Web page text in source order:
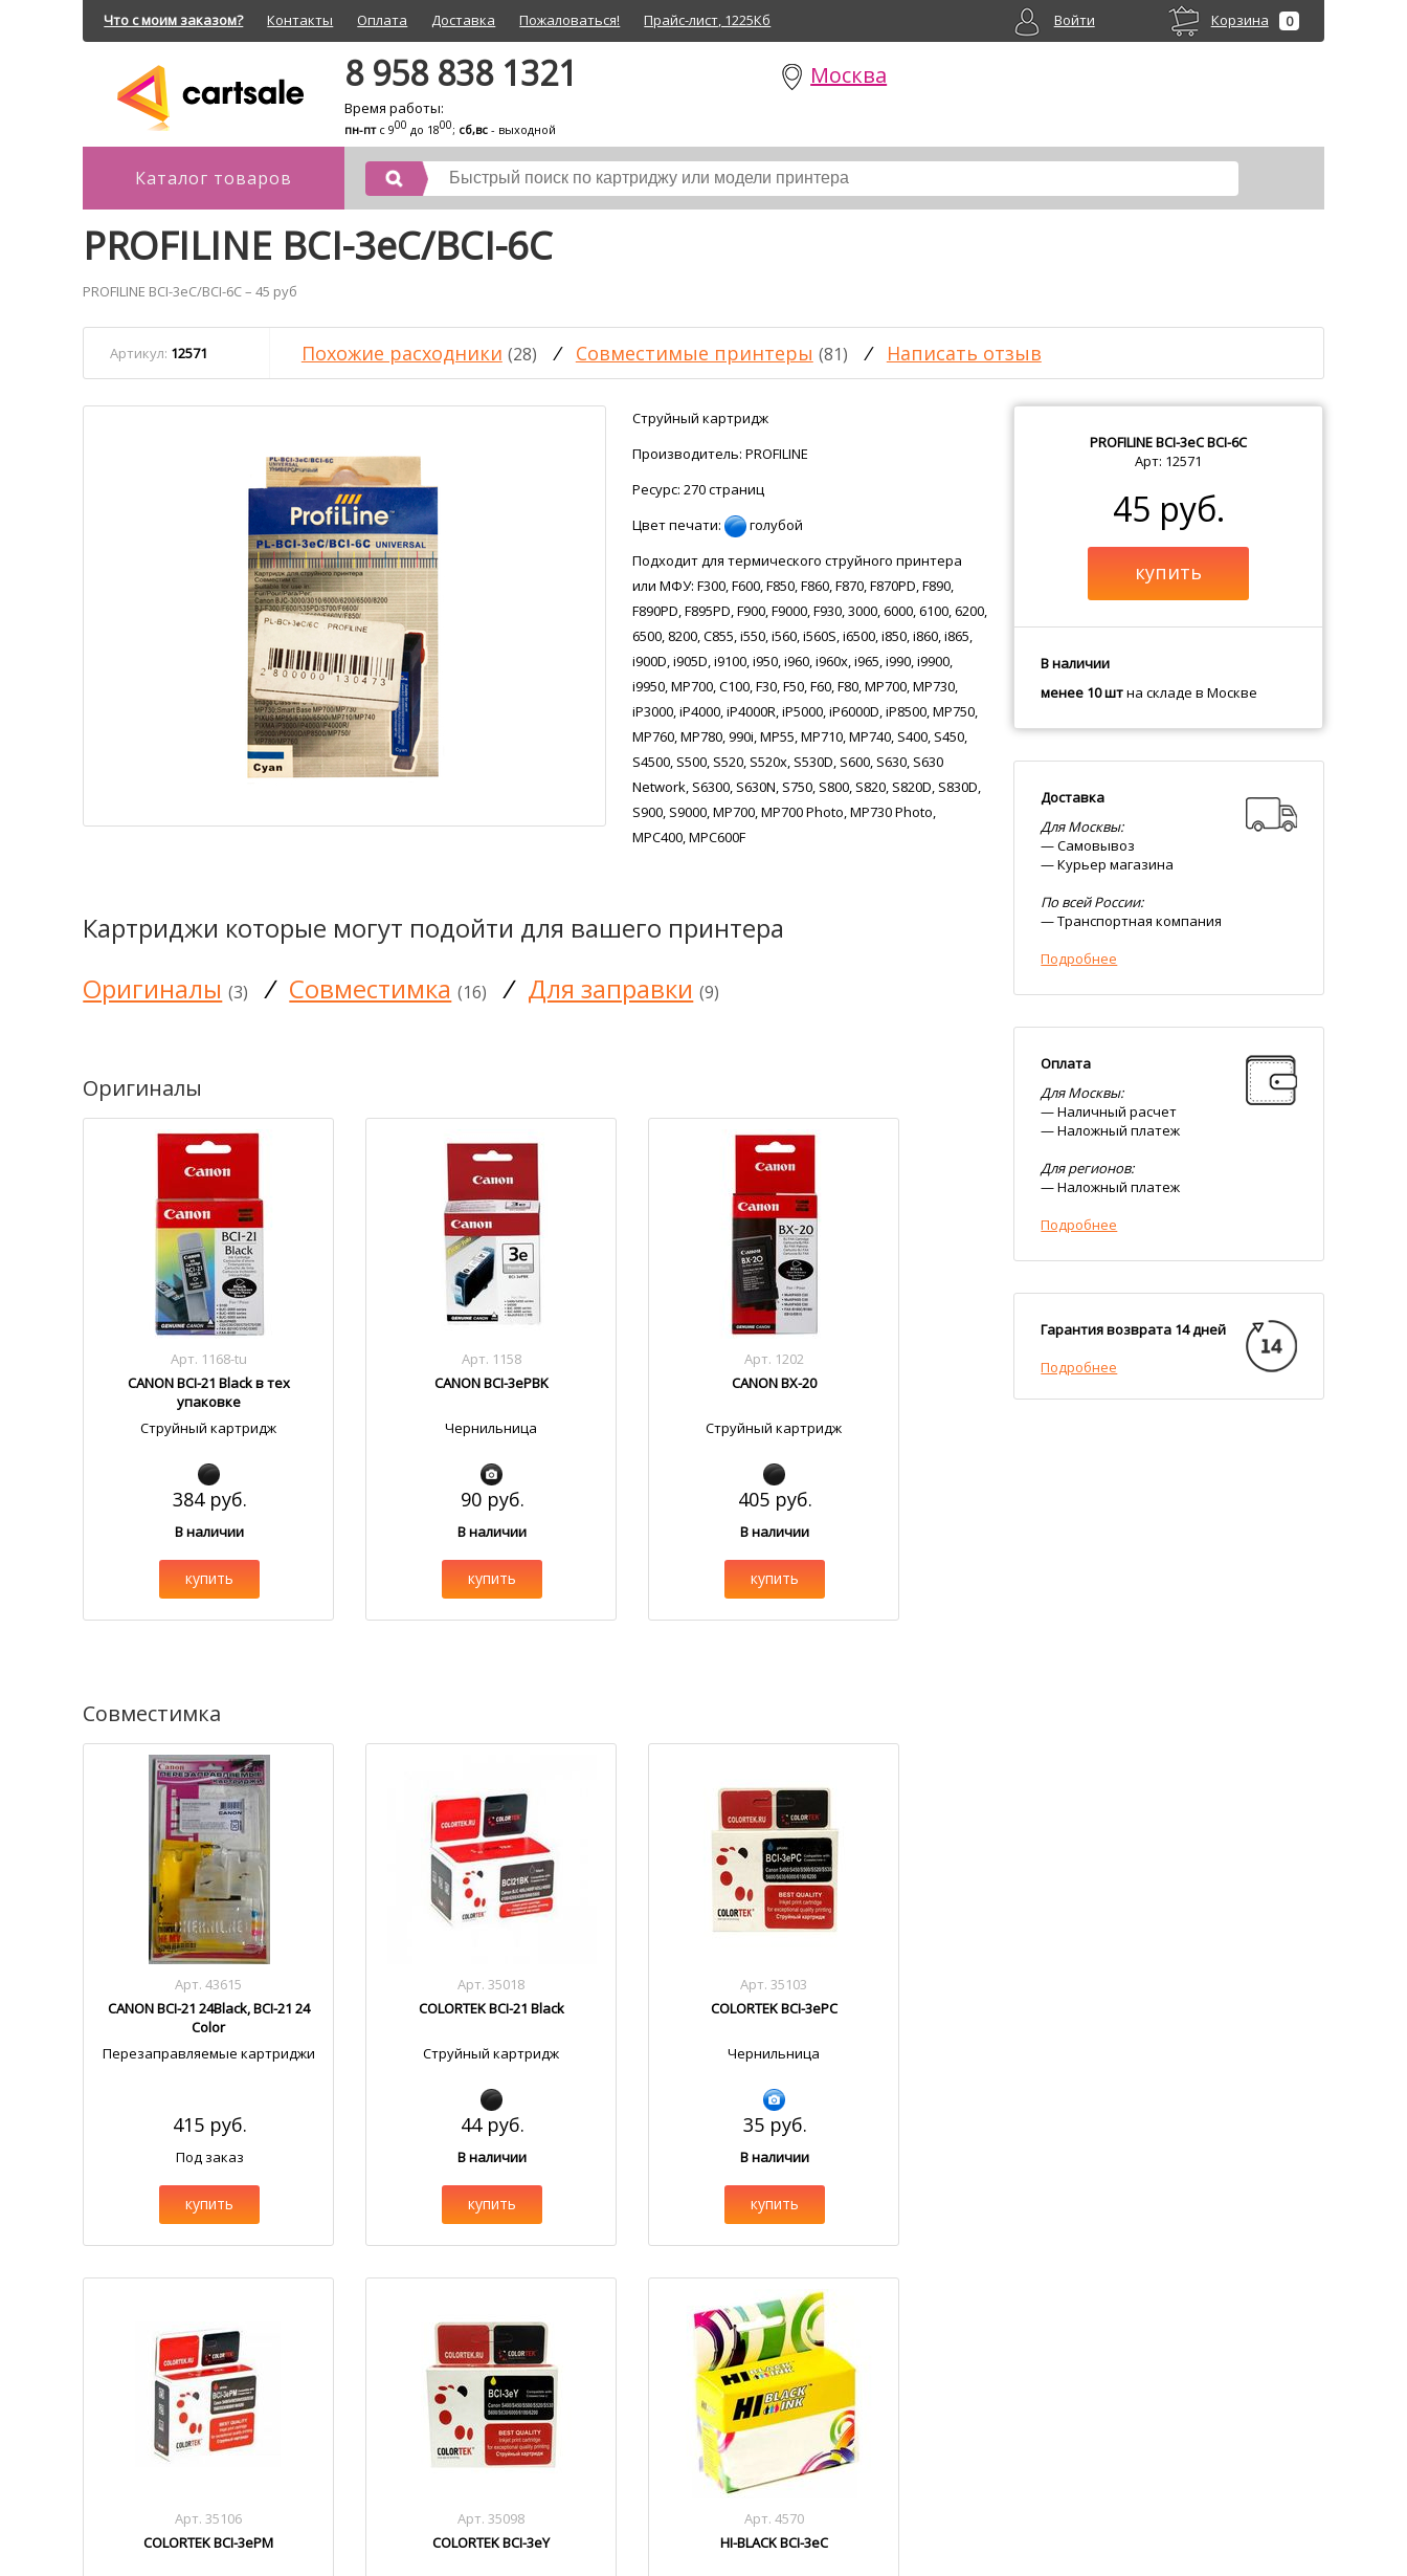
Что с моим заказом? Контакты Оплата Доставка Пожаловаться! Прайс-лист, 1225Кб Корзина 0
Войти
8 958 838 1321
Время работы:
пн-птс 900 до 1800; сб,вс - выходной
Москва
Каталог товаров
PROFILINE BCI-3eC/BCI-6C
PROFILINE BCI-3eC/BCI-6C – 45 руб
Артикул: 12571 Похожие расходники (28) / Совместимые принтеры (81) / Написать отзыв
Струйный картридж
Производитель:PROFILINE
Ресурс: 270 страниц
Цвет печати:
голубой
Подходит для термического струйного принтера
или МФУ: F300, F600, F850, F860, F870, F870PD, F890,
F890PD, F895PD, F900, F9000, F930, 3000, 6000, 6100, 6200,
6500, 8200, C855, i550, i560, i560S, i6500, i850, i860, i865,
i900D, i905D, i9100, i950, i960, i960x, i965, i990, i9900,
i9950, MP700, C100, F30, F50, F60, F80, MP700, MP730,
iP3000, iP4000, iP4000R, iP5000, iP6000D, iP8500, MP750,
MP760, MP780, 990i, MP55, MP710, MP740, S400, S450,
S4500, S500, S520, S520x, S530D, S600, S630, S630
Network, S6300, S630N, S750, S800, S820, S820D, S830D,
S900, S9000, MP700, MP700 Photo, MP730 Photo,
MPC400, MPC600F
Картриджи которые могут подойти для вашего принтера
Оригиналы (3) / Совместимка (16) / Для заправки (9)
Оригиналы
Арт. 1168-tu
CANON BCI-21 Black в тех
упаковке
Струйный картридж
384 руб.
В наличии
купить
Арт. 1158
CANON BCI-3ePBK
Чернильница
90 руб.
В наличии
купить
Арт. 1202
CANON BX-20
Струйный картридж
405 руб.
В наличии
купить
Совместимка
Арт. 43615
CANON BCI-21 24Black, BCI-21 24
Color
Перезаправляемые картриджи
415 руб.
Под заказ
купить
Арт. 35018
COLORTEK BCI-21 Black
Струйный картридж
44 руб.
В наличии
купить
Арт. 35103
COLORTEK BCI-3ePC
Чернильница
35 руб.
В наличии
купить
Арт. 35106
COLORTEK BCI-3ePM
Арт. 35098
COLORTEK BCI-3eY
Арт. 4570
HI-BLACK BCI-3eC
PROFILINEBCI-3eC BCI-6C
Арт: 12571
45 руб.
купить
В наличии
менее 10 штна складе в Москве
Доставка
Для Москвы:
— Самовывоз
— Курьер магазина
По всей России:
— Транспортная компания
Подробнее
Оплата
Для Москвы:
— Наличный расчет
— Наложный платеж
Для регионов:
— Наложный платеж
Подробнее
Гарантия возврата 14 дней
Подробнее